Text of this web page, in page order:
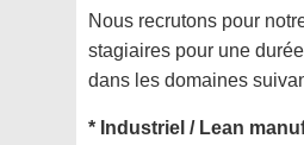
Nous recrutons pour
stagiaires pour une
dans les domaines
* Industriel / Lean